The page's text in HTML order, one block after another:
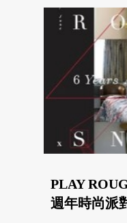
PLAY
週年時尚派